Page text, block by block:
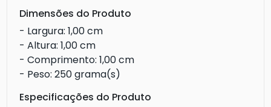
Dimensões do Produto
- Largura: 1,00 cm
- Altura: 1,00 cm
- Comprimento: 1,00 cm
- Peso: 250 grama(s)
Especificações do Produto